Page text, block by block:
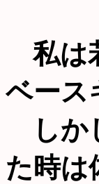
私は
ベース
しか
た時は